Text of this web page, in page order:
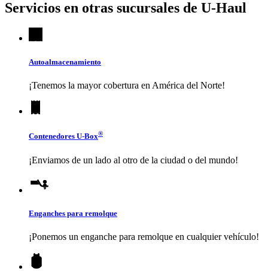
Servicios en otras sucursales de U-Haul
Autoalmacenamiento
¡Tenemos la mayor cobertura en América del Norte!
Contenedores U-Box®
¡Enviamos de un lado al otro de la ciudad o del mundo!
Enganches para remolque
¡Ponemos un enganche para remolque en cualquier vehículo!